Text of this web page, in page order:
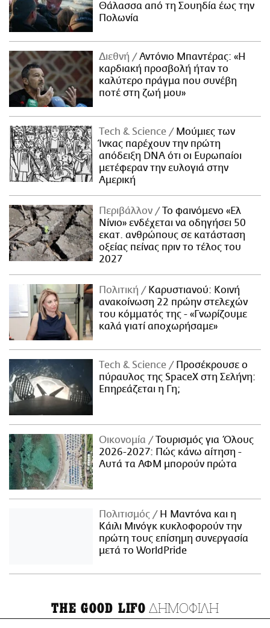
Θάλασσα από τη Σουηδία έως την
Πολωνία
Διεθνή
Αντόνιο Μπαντέρας: «Η
καρδιακή προσβολή ήταν το
καλύτερο πράγμα που συνέβη
ποτέ στη ζωή μου»
Τech & Science
Μούμιες των
Ίνκας παρέχουν την πρώτη
απόδειξη DNA ότι οι Ευρωπαίοι
μετέφεραν την ευλογιά στην
Αμερική
Περιβάλλον
Το φαινόμενο «Ελ
Νίνιο» ενδέχεται να οδηγήσει 50
εκατ. ανθρώπους σε κατάσταση
οξείας πείνας πριν το τέλος του
2027
Πολιτική
Καρυστιανού: Κοινή
ανακοίνωση 22 πρώην στελεχών
του κόμματός της - «Γνωρίζουμε
καλά γιατί αποχωρήσαμε»
Τech & Science
Προσέκρουσε ο
πύραυλος της SpaceX στη Σελήνη:
Επηρεάζεται η Γη;
Οικονομία
Τουρισμός για Όλους
2026-2027: Πώς κάνω αίτηση -
Αυτά τα ΑΦΜ μπορούν πρώτα
Πολιτισμός
Η Μαντόνα και η
Κάιλι Μινόγκ κυκλοφορούν την
πρώτη τους επίσημη συνεργασία
μετά το WorldPride
THE GOOD LIFO ΔΗΜΟΦΙΛΗ